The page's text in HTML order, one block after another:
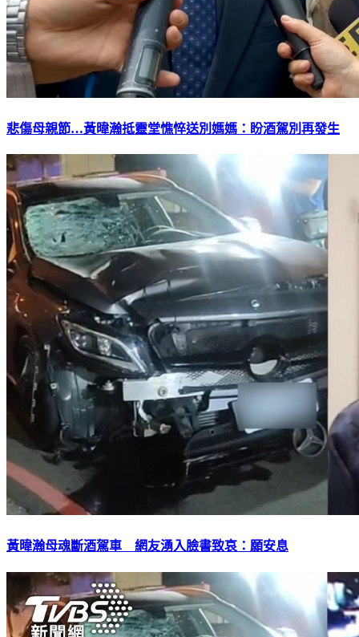
悲傷母親節…黃暐瀚抵靈堂憔悴送別媽媽：盼酒駕別再發生
黃暐瀚母魂斷酒駕車 網友湧入臉書致哀：願安息